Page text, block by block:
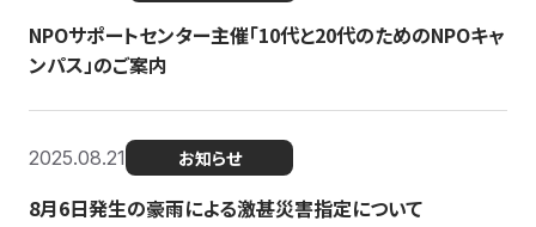
NPOサポートセンター主催「10代と20代のためのNPOキャ
ンパス」のご案内
2025.08.21 お知らせ
8月6日発生の豪雨による激甚災害指定について